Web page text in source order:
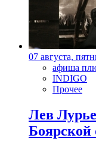
07 августа,
афиша
INDIGO
Прочее
Лев
Боярской